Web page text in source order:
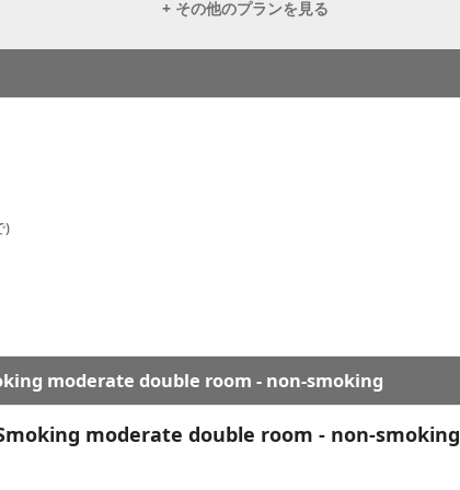
+ その他のプランを見る
)
moderate double room - non-smoking
moderate double room - non-smoking